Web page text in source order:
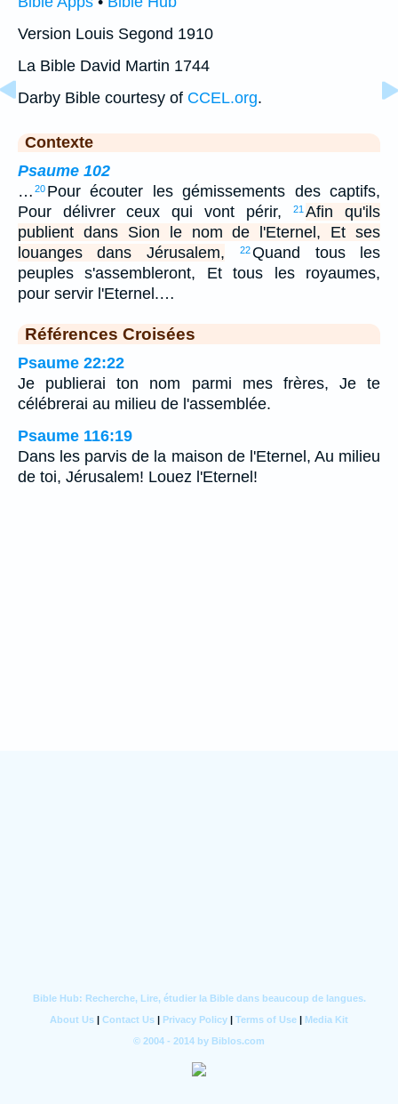
Version Louis Segond 1910
La Bible David Martin 1744
Darby Bible courtesy of CCEL.org.
Contexte
Psaume 102
… 20 Pour écouter les gémissements des captifs,
Pour délivrer ceux qui vont périr,
21 Afin qu'ils
publient dans Sion le nom de l'Eternel, Et ses
louanges dans Jérusalem,
22Quand tous les
peuples s'assembleront, Et tous les royaumes,
pour servir l'Eternel.…
Références Croisées
Psaume 22:22
Je publierai ton nom parmi mes frères, Je te
célébrerai au milieu de l'assemblée.
Psaume 116:19
Dans les parvis de la maison de l'Eternel, Au milieu
de toi, Jérusalem! Louez l'Eternel!